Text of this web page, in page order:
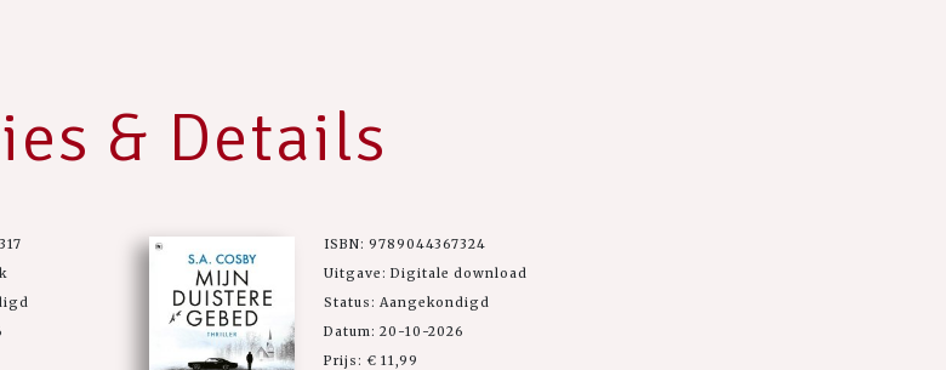
& Details
ISBN: 9789044367324
Uitgave: Digitale download
Status: Aangekondigd
Datum: 20-10-2026
Prijs: € 11,99